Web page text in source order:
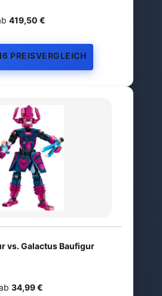
419,50 €
PREISVERGLEICH
vs. Galactus Baufigur
34,99 €